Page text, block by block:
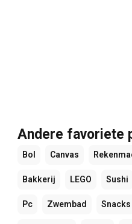
Andere favoriete
Bol Canvas
Bakkerij LEGO Sushi
Pc Zwembad Snacks